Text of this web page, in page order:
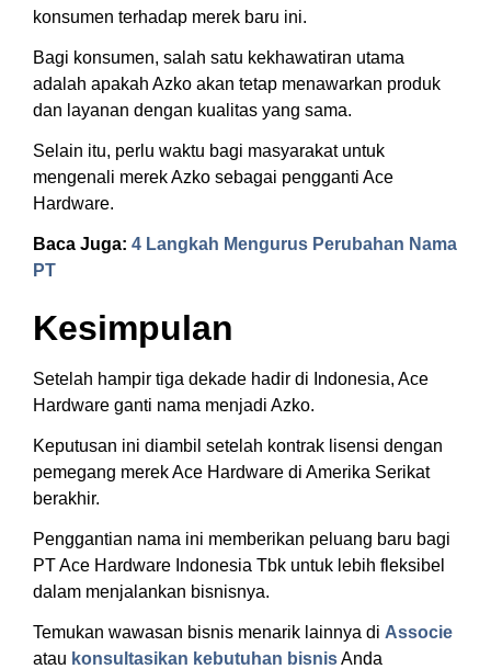
konsumen terhadap merek baru ini.
Bagi konsumen, salah satu kekhawatiran utama
adalah apakah Azko akan tetap menawarkan produk
dan layanan dengan kualitas yang sama.
Selain itu, perlu waktu bagi masyarakat untuk
mengenali merek Azko sebagai pengganti Ace
Hardware.
Baca Juga: 4 Langkah Mengurus Perubahan Nama
PT
Kesimpulan
Setelah hampir tiga dekade hadir di Indonesia, Ace
Hardware ganti nama menjadi Azko.
Keputusan ini diambil setelah kontrak lisensi dengan
pemegang merek Ace Hardware di Amerika Serikat
berakhir.
Penggantian nama ini memberikan peluang baru bagi
PT Ace Hardware Indonesia Tbk untuk lebih fleksibel
dalam menjalankan bisnisnya.
Temukan wawasan bisnis menarik lainnya di Associe
atau konsultasikan kebutuhan bisnisAnda